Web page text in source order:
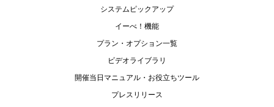
システムピックアップ
イーべ！機能
プラン・オプション一覧
ビデオライブラリ
開催当日マニュアル・お役立ちツール
プレスリリース